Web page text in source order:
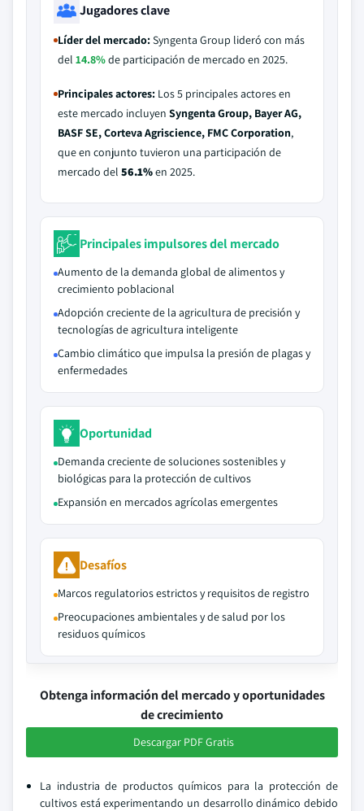
Jugadores clave
Líder del mercado:Syngenta Group lideró con más
del 14.8%de participación de mercado en 2025.
Principales actores: Los 5 principales actores en
este mercado incluyen Syngenta Group, Bayer AG,
BASF SE, Corteva Agriscience, FMC Corporation,
que en conjunto tuvieron una participación de
mercado del 56.1%en 2025.
Principales impulsores del mercado
Aumento de la demanda global de alimentos y
crecimiento poblacional
Adopción creciente de la agricultura de precisión y
tecnologías de agricultura inteligente
Cambio climático que impulsa la presión de plagas y
enfermedades
Oportunidad
Demanda creciente de soluciones sostenibles y
biológicas para la protección de cultivos
Expansión en mercados agrícolas emergentes
Desafíos
Marcos regulatorios estrictos y requisitos de registro
Preocupaciones ambientales y de salud por los
residuos químicos
Obtenga información del mercado y oportunidades
de crecimiento
Descargar PDF Gratis
La industria de productos químicos para la protección de
cultivos está experimentando un desarrollo dinámico debido